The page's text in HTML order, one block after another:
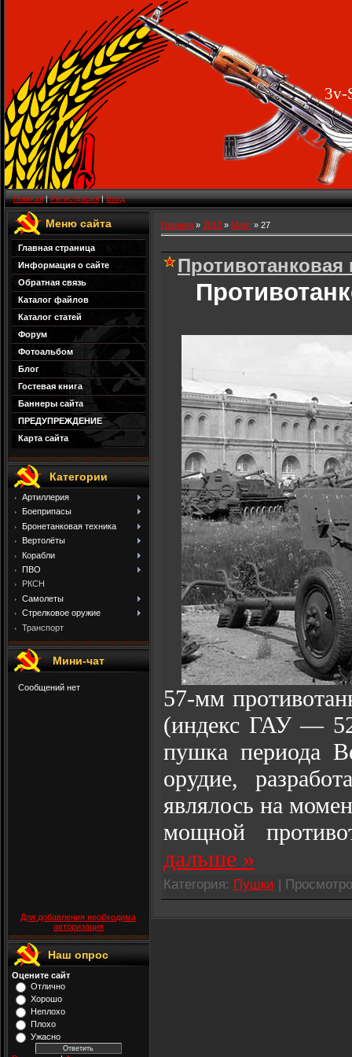
3v-
Главная|Регистрация|Вход
Меню сайта
Главная страница
Информация о сайте
Обратная связь
Каталог файлов
Каталог статей
Форум
Фотоальбом
Блог
Гостевая книга
Баннеры сайта
ПРЕДУПРЕЖДЕНИЕ
Карта сайта
Категории
Артиллерия
Боеприпасы
Бронетанковая техника
Вертолёты
Корабли
ПВО
РКСН
Самолеты
Стрелковое оружие
Транспорт
Мини-чат
Для добавления необходима
авторизация
Наш опрос
Оцените сайт
Отлично
Хорошо
Неплохо
Плохо
Ужасно
Главная » 2010 » Март » 27
Противотанковая
57-мм
(индекс ГАУ —
пушка периода
орудие,
являлось на
мощной
дальше »
Категория: Пушки |